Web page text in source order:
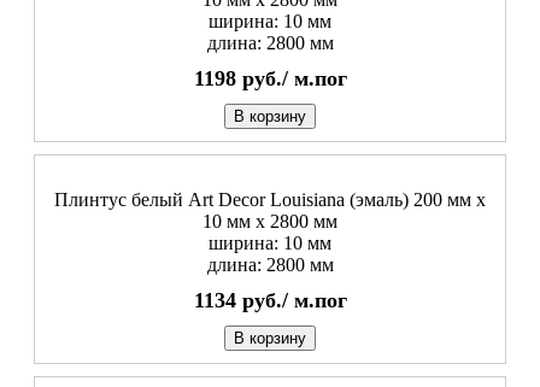
ширина: 10 мм
длина: 2800 мм
1198 руб./ м.пог
В корзину
Плинтус белый Art Decor Louisiana (эмаль) 200 мм х
10 мм х 2800 мм
ширина: 10 мм
длина: 2800 мм
1134 руб./ м.пог
В корзину